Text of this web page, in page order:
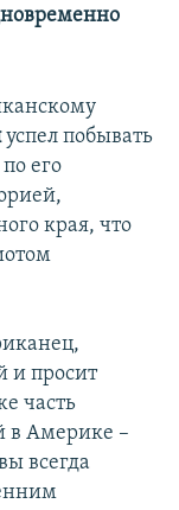
успел побывать
его
края, что
и просит
часть
в Америке –
всегда